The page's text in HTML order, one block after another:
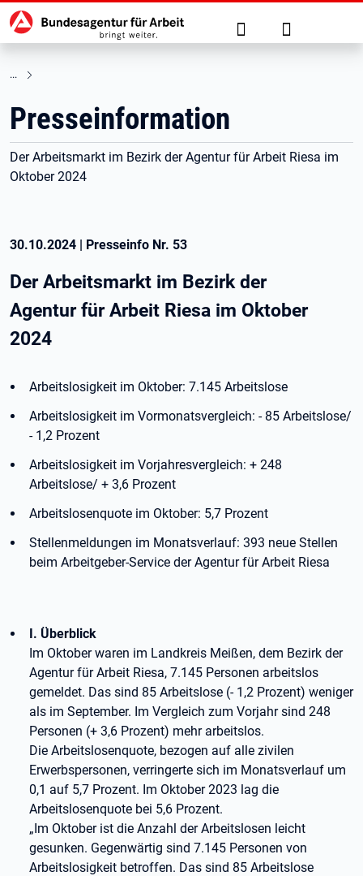
zu den Hauptinhalten springen
Hauptnavigation Suche Anmelden
Presseinformation
Der Arbeitsmarkt im Bezirk der Agentur für Arbeit Riesa im
Oktober 2024
30.10.2024 | Presseinfo Nr. 53
Der Arbeitsmarkt im Bezirk der
Agentur für Arbeit Riesa im Oktober
2024
Arbeitslosigkeit im Oktober: 7.145 Arbeitslose
Arbeitslosigkeit im Vormonatsvergleich: - 85 Arbeitslose/
- 1,2 Prozent
Arbeitslosigkeit im Vorjahresvergleich: + 248
Arbeitslose/ + 3,6 Prozent
Arbeitslosenquote im Oktober: 5,7 Prozent
Stellenmeldungen im Monatsverlauf: 393 neue Stellen
beim Arbeitgeber-Service der Agentur für Arbeit Riesa
I. Überblick
Im Oktober waren im Landkreis Meißen, dem Bezirk der
Agentur für Arbeit Riesa, 7.145 Personen arbeitslos
gemeldet. Das sind 85 Arbeitslose (- 1,2 Prozent) weniger
als im September. Im Vergleich zum Vorjahr sind 248
Personen (+ 3,6 Prozent) mehr arbeitslos.
Die Arbeitslosenquote, bezogen auf alle zivilen
Erwerbspersonen, verringerte sich im Monatsverlauf um
0,1 auf 5,7 Prozent. Im Oktober 2023 lag die
Arbeitslosenquote bei 5,6 Prozent.
„Im Oktober ist die Anzahl der Arbeitslosen leicht
gesunken. Gegenwärtig sind 7.145 Personen von
Arbeitslosigkeit betroffen. Das sind 85 Arbeitslose